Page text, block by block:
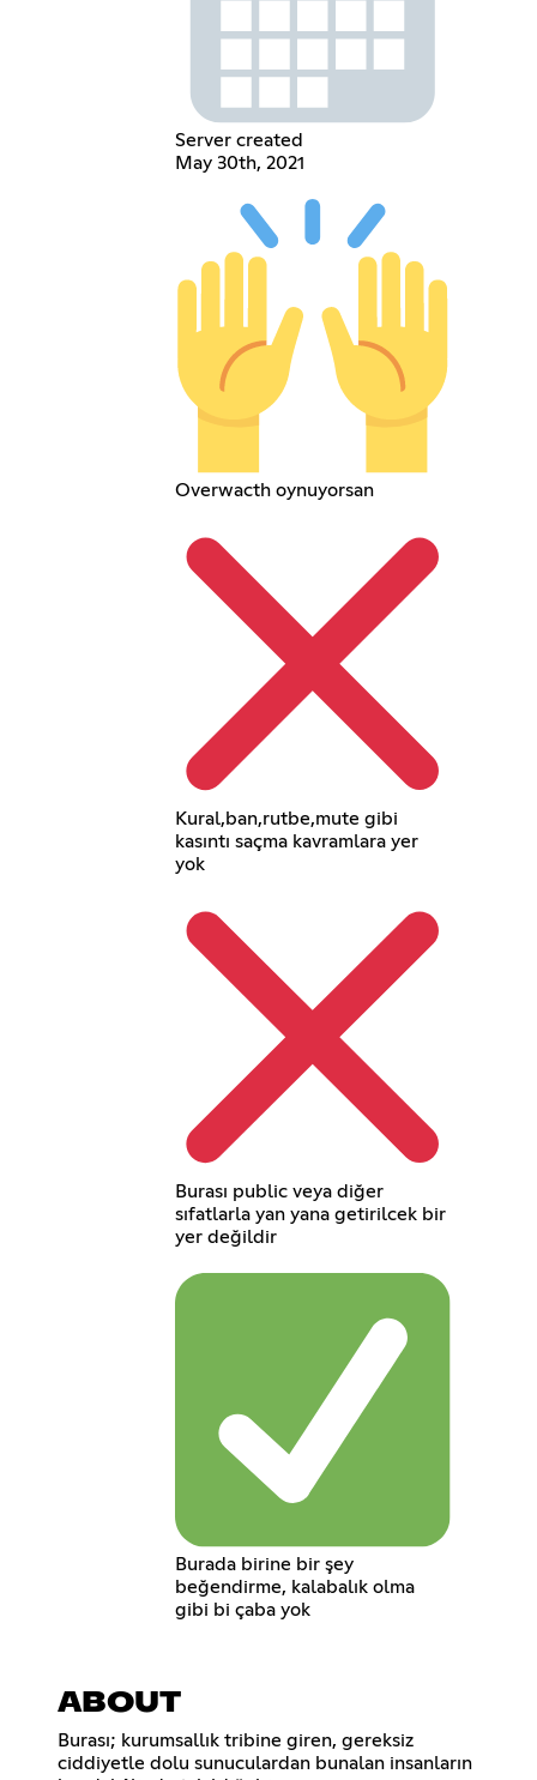
Server created
May 30th, 2021
Overwacth oynuyorsan
Kural,ban,rutbe,mute gibi
kasıntı saçma kavramlara yer
yok
Burası public veya diğer
sıfatlarla yan yana getirilcek bir
yer değildir
Burada birine bir şey
beğendirme, kalabalık olma
gibi bi çaba yok
ABOUT
Burası; kurumsallık tribine giren, gereksiz
ciddiyetle dolu sunuculardan bunalan insanların